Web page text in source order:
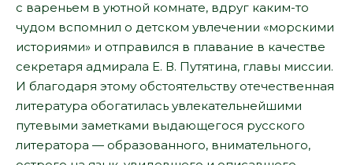
с вареньем в уютной комнате, вдруг каким-то
чудом вспомнил о детском увлечении «морскими
историями» и отправился в плавание в качестве
секретаря адмирала Е. В. Путятина, главы миссии.
И благодаря этому обстоятельству отечественная
литература обогатилась увлекательнейшими
путевыми заметками выдающегося русского
литератора — образованного, внимательного,